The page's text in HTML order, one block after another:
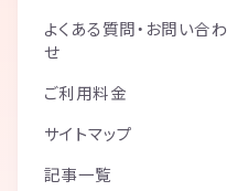
よくある質問・お問い合わ
せ
ご利用料金
サイトマップ
記事一覧